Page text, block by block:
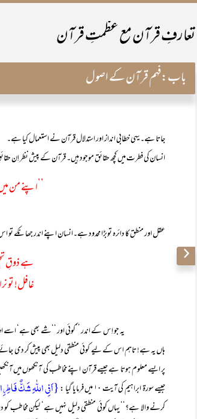
تعارفِ قرآن مع عظمتِ قرآن
باب:فہم قرآن کے اصول
جاتا ہے۔ یہی خطابی انداز اور استدلال قرآن نے استعمال کیا ہے۔
انسان کی فطرت میں کچھ حقائق موجود ہیں۔ قرآن کے پیش نظر اِن
’’اپنے من
عقل اور منطق کا دائرہ توبڑا محدود ہے۔انسان اپنے اندر
ہے ذوقِ
غافل! تو
یہ جو اِس کے اندر ’’کوئی اور ‘‘شے بھی ہے‘ اسے اپیل
ہاں یہ ہے! تاہم اس کے لیے کوئی منطقی دلیل بھی پیش کر دی
پر ایسے معلوم ہوتا ہے جیسے قرآن اپنے مخاطب کی آنکھوں میں
جیسے سورۃ ابراہیم کی آیت ۱۰ میں فرمایا گیا :
{اَفِی اللّٰہِ شَکٌّ
کرنے والا ہے؟‘‘ یہاں کوئی منطقی دلیل نہیں ہے‘ لیکن مخاطب کو